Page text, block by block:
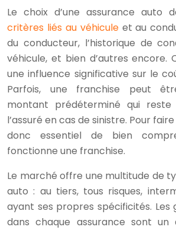
Le choix d’une assurance auto
critères liés au véhiculeet au
du conducteur, l’historique de
véhicule, et bien d’autres encore.
une influence significative sur le
Parfois, une franchise peut
montant prédéterminé qui
l’assuré en cas de sinistre. Pour
donc essentiel de bien
fonctionne une franchise.
Le marché offre une multitude de
auto : au tiers, tous risques,
ayant ses propres spécificités. Les
dans chaque assurance sont